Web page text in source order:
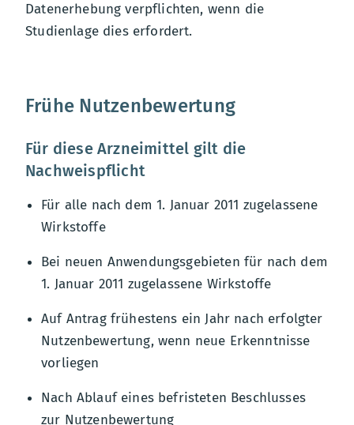
Datenerhebung verpflichten, wenn die
Studienlage dies erfordert.
Frühe Nutzenbewertung
Für diese Arzneimittel gilt die
Nachweispflicht
Für alle nach dem 1. Januar 2011 zugelassene
Wirkstoffe
Bei neuen Anwendungsgebieten für nach dem
1. Januar 2011 zugelassene Wirkstoffe
Auf Antrag frühestens ein Jahr nach erfolgter
Nutzenbewertung, wenn neue Erkenntnisse
vorliegen
Nach Ablauf eines befristeten Beschlusses
zur Nutzenbewertung